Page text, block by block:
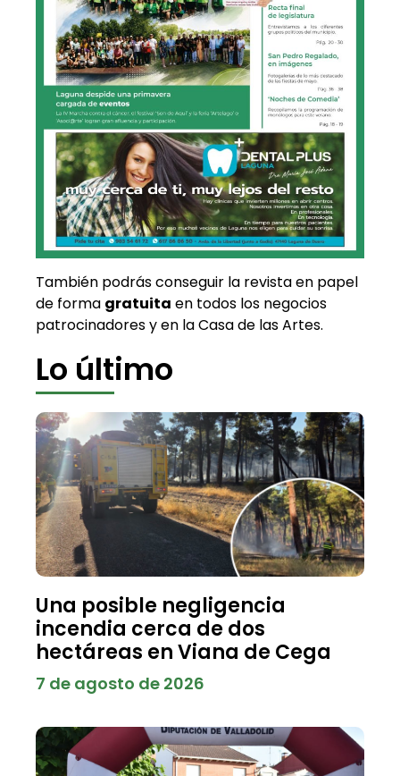
También podrás conseguir la revista en papel
de forma gratuita en todos los negocios
patrocinadores y en la Casa de las Artes.
Lo último
Una posible negligencia
incendia cerca de dos
hectáreas en Viana de Cega
7 de agosto de 2026